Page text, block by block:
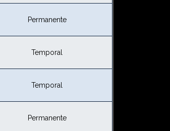
Permanente
Temporal
Temporal
Permanente